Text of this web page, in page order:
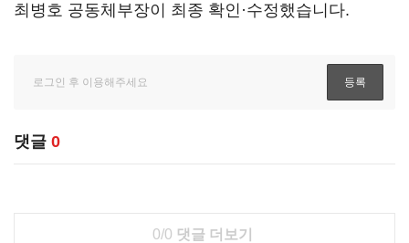
최병호 공동체부장이 최종 확인·수정했습니다.
댓글 0
0/0 댓글 더보기